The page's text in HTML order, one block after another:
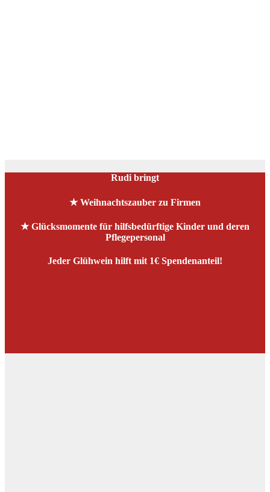
Rudi bringt
★ Weihnachtszauber zu Firmen
★ Glücksmomente für hilfsbedürftige Kinder und deren
Pflegepersonal
Jeder Glühwein hilft mit 1€ Spendenanteil!